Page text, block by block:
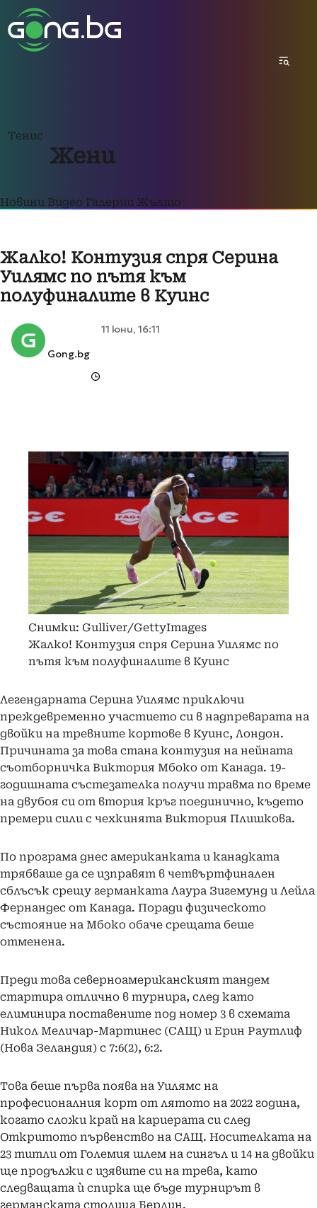
Тенис
Жени
Новини Видео Галерии Жълто
Жалко! Контузия спря Серина
Уилямс по пътя към
полуфиналите в Куинс
Gong.bg
11 юни, 16:11
Снимки: Gulliver/GettyImages
Жалко! Контузия спря Серина Уилямс по
пътя към полуфиналите в Куинс
Легендарната Серина Уилямс приключи
преждевременно участието си в надпреварата на
двойки на тревните кортове в Куинс, Лондон.
Причината за това стана контузия на нейната
съотборничка Виктория Мбоко от Канада. 19-
годишната състезателка получи травма по време
на двубоя си от втория кръг поединично, където
премери сили с чехкинята Виктория Плишкова.
По програма днес американката и канадката
трябваше да се изправят в четвъртфинален
сблъсък срещу германката Лаура Зигемунд и Лейла
Фернандес от Канада. Поради физическото
състояние на Мбоко обаче срещата беше
отменена.
Преди това северноамериканският тандем
стартира отлично в турнира, след като
елиминира поставените под номер 3 в схемата
Никол Меличар-Мартинес (САЩ) и Ерин Раутлиф
(Нова Зеландия) с 7:6(2), 6:2.
Това беше първа поява на Уилямс на
професионалния корт от лятото на 2022 година,
когато сложи край на кариерата си след
Откритото първенство на САЩ. Носителката на
23 титли от Големия шлем на сингъл и 14 на двойки
ще продължи с изявите си на трева, като
следващата ѝ спирка ще бъде турнирът в
германската столица Берлин.